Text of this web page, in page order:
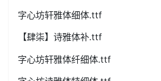
字心坊轩雅体细体.ttf
【肆柒】诗雅体补.ttf
字心坊轩雅体纤细体.ttf